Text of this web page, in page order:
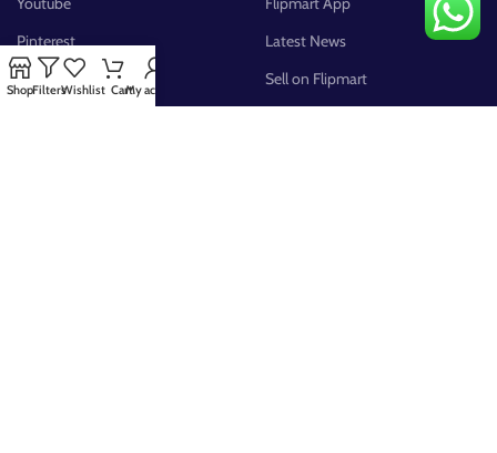
Pinterest
FB Group
Latest News
Sell on Flipmart
ShopFiltersWishlist CartMy account